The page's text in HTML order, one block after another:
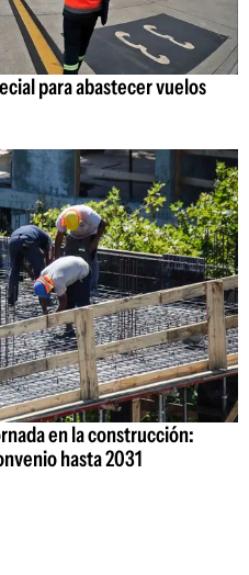
para abastecer vuelos
en la construcción:
hasta 2031